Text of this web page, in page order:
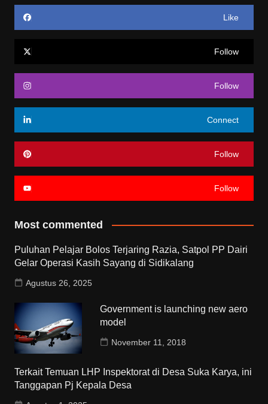
Like
Follow
Follow
Connect
Follow
Follow
Most commented
Puluhan Pelajar Bolos Terjaring Razia, Satpol PP Dairi
Gelar Operasi Kasih Sayang di Sidikalang
Agustus 26, 2025
Government is launching new aero
model
November 11, 2018
Terkait Temuan LHP Inspektorat di Desa Suka Karya, ini
Tanggapan Pj Kepala Desa